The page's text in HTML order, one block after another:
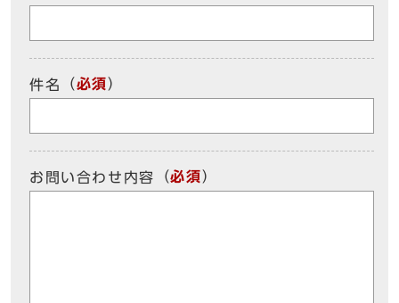
件名 （必須）
お問い合わせ内容 （必須）